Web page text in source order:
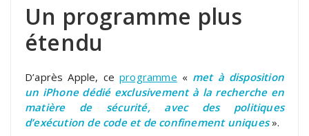
Un programme plus
étendu
D’après Apple, ce programme « met à disposition
un iPhone dédié exclusivement à la recherche en
matière de sécurité, avec des politiques
d’exécution de code et de confinement uniques».